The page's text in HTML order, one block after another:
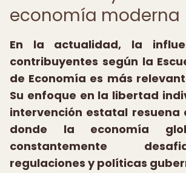
economía moderna
En la actualidad, la
contribuyentes según la
de Economía es más
Su enfoque en la libertad
intervención estatal resuena
donde la economía
constantemente
regulaciones y políticas